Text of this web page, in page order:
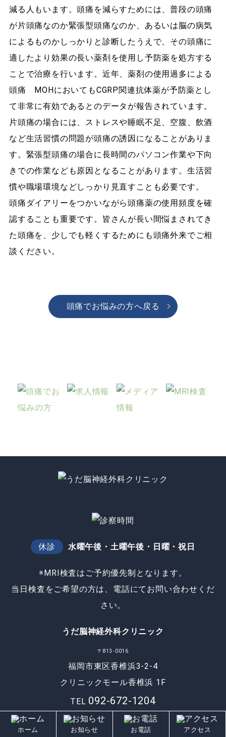
減る人もいます。頭痛を減らすためには、普段の頭痛
が片頭痛なのか緊張型頭痛なのか、あるいは脳の病気
によるものかしっかりと診断したうえで、その頭痛に
適したより効果の長い薬剤を使用し予防薬を処方する
ことで治療を行います。近年、薬剤の使用過多による
頭痛 MOHにおいてもCGRP関連抗体薬が予防薬とし
て非常に有効であるとのデータが報告されています。
片頭痛の場合には、ストレスや睡眠不足、空腹、飲酒
など生活習慣の問題が頭痛の誘因になることがありま
す。緊張型頭痛の場合に長時間のパソコン作業や下向
きでの作業なども原因となることがあります。生活習
慣や職場環境などしっかり見直すことも必要です。
頭痛ダイアリーをつかいながら頭痛薬の使用頻度を確
認することも重要です。皆さんが長い間悩まされてき
た頭痛を、少しでも軽くするためにも頭痛外来でご相
談ください。
頭痛でお悩みの方へ戻る
休診 水曜午後・土曜午後・日曜・祝日
※MRI検査はご予約優先制となります。
当日検査をご希望の方は、電話にてお問い合わせくだ
さい。
うだ脳神経外科クリニック
〒813-0016
福岡市東区香椎浜3-2-4
クリニックモール香椎浜 1F
TEL 092-672-1204
FAX 092-692-9104
ホーム お知らせ お電話 アクセス